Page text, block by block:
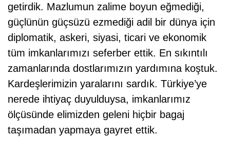
getirdik. Mazlumun zalime boyun eğmediği,
güçlünün güçsüzü ezmediği adil bir dünya için
diplomatik, askeri, siyasi, ticari ve ekonomik
tüm imkanlarımızı seferber ettik. En sıkıntılı
zamanlarında dostlarımızın yardımına koştuk.
Kardeşlerimizin yaralarını sardık. Türkiye’ye
nerede ihtiyaç duyulduysa, imkanlarımız
ölçüsünde elimizden geleni hiçbir bagaj
taşımadan yapmaya gayret ettik.